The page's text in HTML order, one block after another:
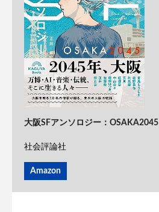
大阪SFアンソロジー：OSAKA2045
社会評論社
Amazon